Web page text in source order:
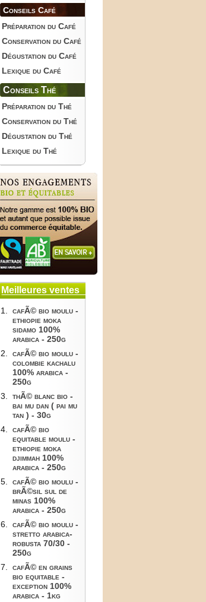
Conseils Café
Préparation du Café
Conservation du Café
Dégustation du Café
Lexique du Café
Conseils Thé
Préparation du Thé
Conservation du Thé
Dégustation du Thé
Lexique du Thé
Meilleures ventes
1.
cafÃ© bio moulu -
ethiopie moka
sidamo 100%
arabica - 250g
2.
cafÃ© bio moulu -
colombie kachalu
100% arabica -
250g
3.
thÃ© blanc bio -
bai mu dan ( pai mu
tan ) - 30g
4.
cafÃ© bio
equitable moulu -
ethiopie moka
djimmah 100%
arabica - 250g
5.
cafÃ© bio moulu -
brÃ©sil sul de
minas 100%
arabica - 250g
6.
cafÃ© bio moulu -
stretto arabica-
robusta 70/30 -
250g
7.
cafÃ© en grains
bio equitable -
exception 100%
arabica - 1kg